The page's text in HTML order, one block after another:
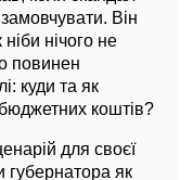
Він
нічого не
повинен
куди та як
коштів?
для своєї
губернатора як